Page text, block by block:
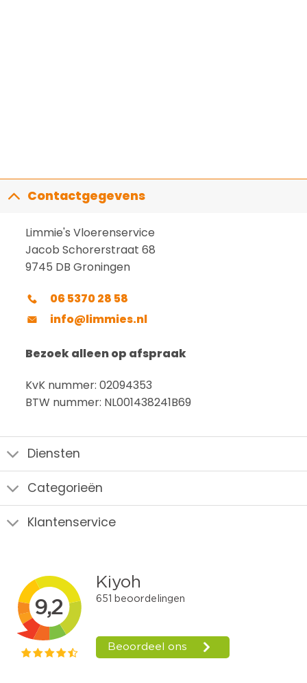
Contactgegevens
Limmie's Vloerenservice
Jacob Schorerstraat 68
9745 DB Groningen
06 5370 28 58
info@limmies.nl
Bezoek alleen op afspraak
KvK nummer: 02094353
BTW nummer: NL001438241B69
Diensten
Categorieën
Klantenservice